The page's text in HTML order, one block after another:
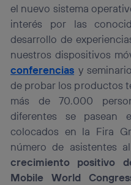
el nuevo sistema
interés por las
desarrollo de
nuestros dispositivos
conferencias y
de probar los productos
más de 70.000
diferentes se pasean
colocados en la Fira
número de asistentes
crecimiento positivo
Mobile World